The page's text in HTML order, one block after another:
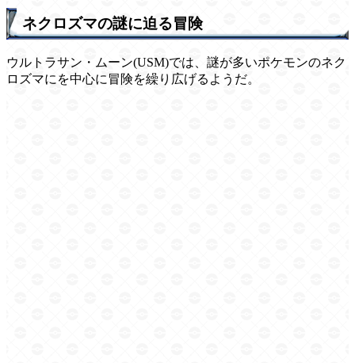
ネクロズマの謎に迫る冒険
ウルトラサン・ムーン(USM)では、謎が多いポケモンのネク
ロズマにを中心に冒険を繰り広げるようだ。